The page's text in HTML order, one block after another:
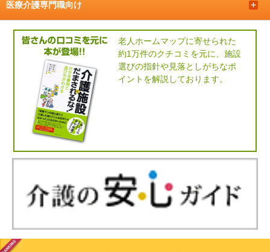
医療介護専門職向け
老人ホームマップに寄せられた
約1万件のクチコミを元に、施設
選びの指針や見落としがちなポ
イントを解説しております。